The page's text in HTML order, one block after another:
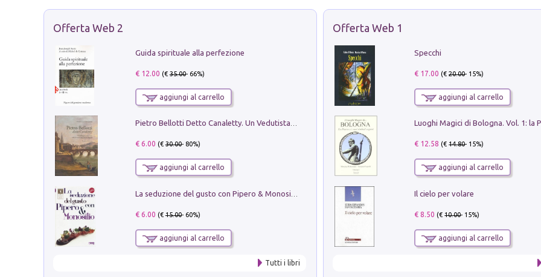
Offerta Web 2
Guida spirituale alla perfezione
€ 12.00 (€35.00- 66%)
aggiungi al carrello
Pietro Bellotti Detto Canaletty. Un Vedutista Veneziano nella Francia dell'Ancien Régime
€ 6.00 (€30.00- 80%)
aggiungi al carrello
€ 6.00 (€15.00- 60%)
aggiungi al carrello
Tutti i libri
Offerta Web 1
Specchi
€ 17.00 (€20.00- 15%)
aggiungi al carrello
€ 12.58 (€14.80- 15%)
aggiungi al carrello
Il cielo per volare
€ 8.50 (€10.00- 15%)
aggiungi al carrello